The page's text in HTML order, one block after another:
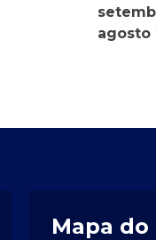
agosto
Mapa do